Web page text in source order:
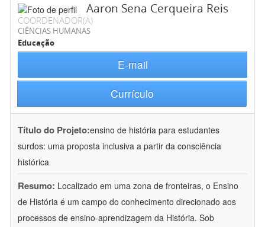
Aaron Sena Cerqueira Reis
COORDENADOR(A)
CIÊNCIAS HUMANAS
Educação
E-mail
Currículo
Título do Projeto:ensino de história para estudantes
surdos: uma proposta inclusiva a partir da consciência
histórica
Resumo: Localizado em uma zona de fronteiras, o Ensino
de História é um campo do conhecimento direcionado aos
processos de ensino-aprendizagem da História. Sob